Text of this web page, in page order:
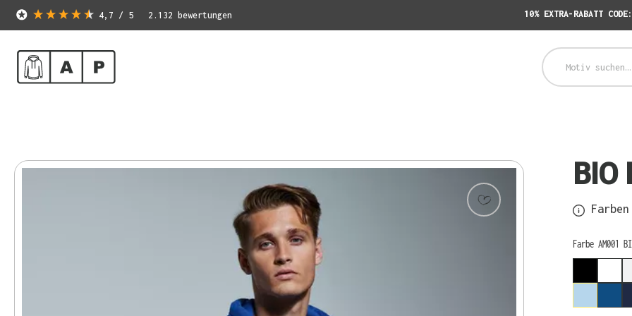
4,7 / 5 2.132 bewertungen 10% EXTRA-RABATT
BIO
Farben
Farbe AM001
auswählen